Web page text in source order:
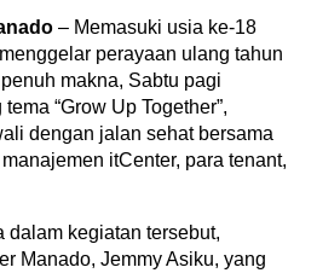
– Memasuki usia ke-18
perayaan ulang tahun
makna, Sabtu pagi
“Grow Up Together”,
dengan jalan sehat bersama
itCenter, para tenant,
dalam kegiatan tersebut,
Manado, Jemmy Asiku, yang